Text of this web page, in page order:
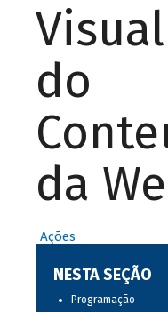
do
da
Ações
NESTA SEÇÃO
Programação